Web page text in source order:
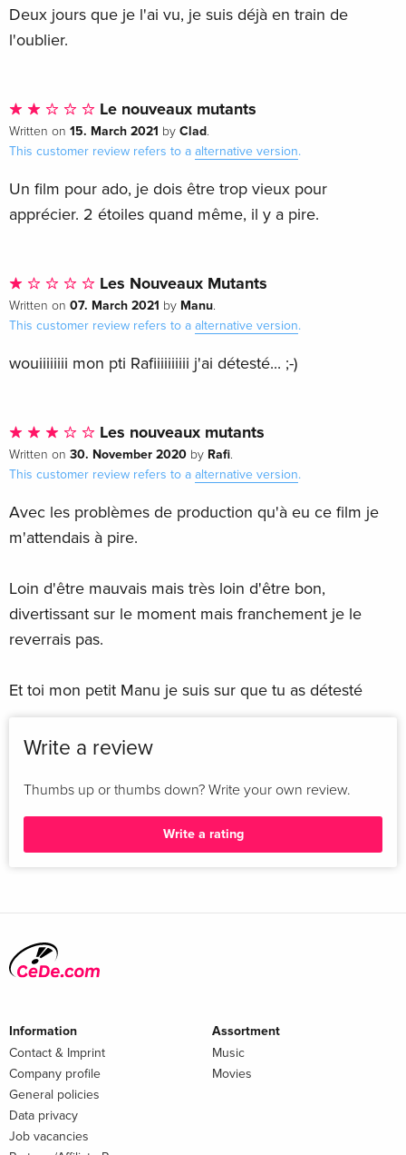
Deux jours que je l'ai vu, je suis déjà en train de
l'oublier.
Le nouveaux mutants
Written on 15. March 2021 by Clad.
This customer review refers to a alternative version.
Un film pour ado, je dois être trop vieux pour
apprécier. 2 étoiles quand même, il y a pire.
Les Nouveaux Mutants
Written on 07. March 2021 by Manu.
This customer review refers to a alternative version.
wouiiiiiiii mon pti Rafiiiiiiiiii j'ai détesté... ;-)
Les nouveaux mutants
Written on 30. November 2020 by Rafi.
This customer review refers to a alternative version.
Avec les problèmes de production qu'à eu ce film je
m'attendais à pire.
Loin d'être mauvais mais très loin d'être bon,
divertissant sur le moment mais franchement je le
reverrais pas.
Et toi mon petit Manu je suis sur que tu as détesté
Write a review
Thumbs up or thumbs down? Write your own review.
Write a rating
Information
Contact & Imprint
Company profile
General policies
Data privacy
Job vacancies
Assortment
Music
Movies